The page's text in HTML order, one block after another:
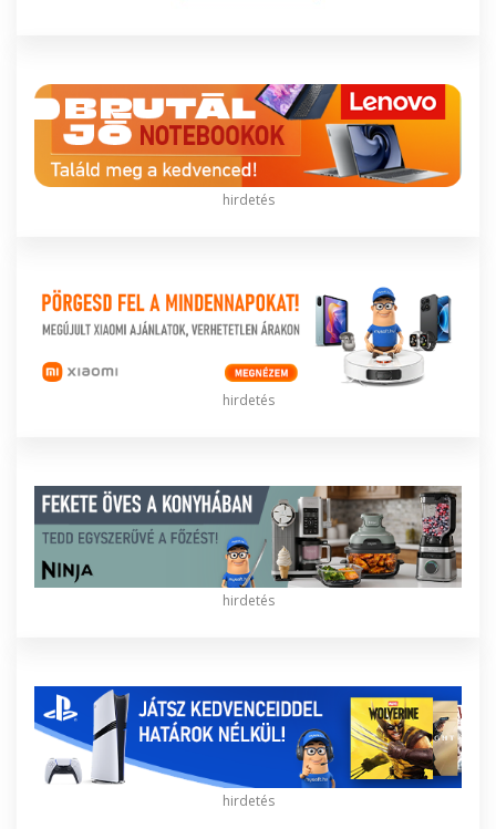
hirdetés
hirdetés
hirdetés
hirdetés